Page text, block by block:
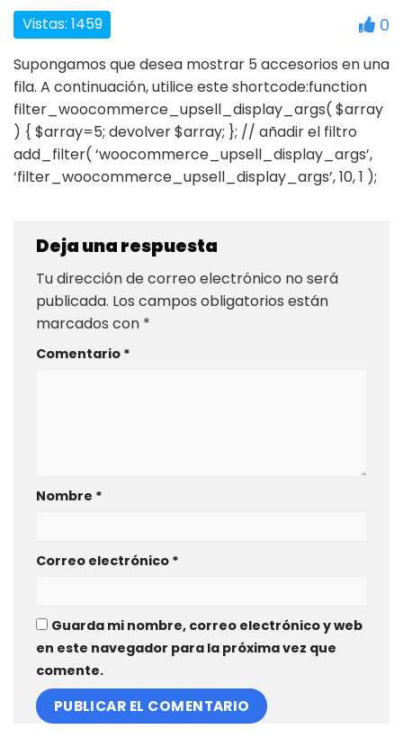
Vistas: 1459 0
Supongamos que desea mostrar 5 accesorios en una
fila. A continuación, utilice este shortcode:function
filter_woocommerce_upsell_display_args( $array
) { $array=5; devolver $array; }; // añadir el filtro
add_filter( ‘woocommerce_upsell_display_args’,
‘filter_woocommerce_upsell_display_args’, 10, 1 );
Deja una respuesta
Tu dirección de correo electrónico no será
publicada. Los campos obligatorios están
marcados con *
Comentario *
Nombre *
Correo electrónico *
Guarda mi nombre, correo electrónico y web
en este navegador para la próxima vez que
comente.